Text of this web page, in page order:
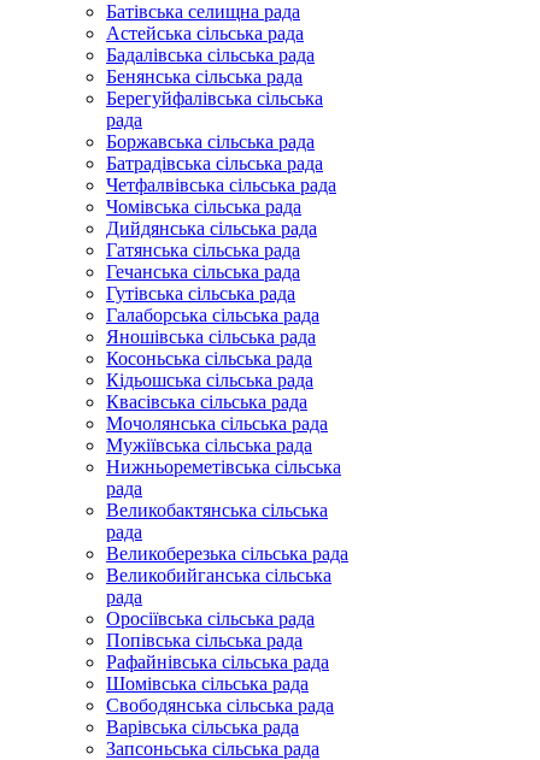
Батівська селищна рада
Астейська сільська рада
Бадалівська сільська рада
Бенянська сільська рада
Берегуйфалівська сільська
рада
Боржавська сільська рада
Батрадівська сільська рада
Четфалвівська сільська рада
Чомівська сільська рада
Дийдянська сільська рада
Гатянська сільська рада
Гечанська сільська рада
Гутівська сільська рада
Галаборська сільська рада
Яношівська сільська рада
Косоньська сільська рада
Кідьошська сільська рада
Квасівська сільська рада
Мочолянська сільська рада
Мужіївська сільська рада
Нижньореметівська сільська
рада
Великобактянська сільська
рада
Великоберезька сільська рада
Великобийганська сільська
рада
Оросіївська сільська рада
Попівська сільська рада
Рафайнівська сільська рада
Шомівська сільська рада
Свободянська сільська рада
Варівська сільська рада
Запсоньська сільська рада